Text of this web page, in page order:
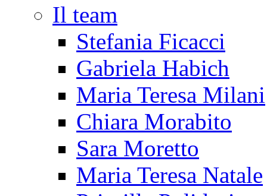
Il team
Stefania Ficacci
Gabriela Habich
Maria Teresa Milani
Chiara Morabito
Sara Moretto
Maria Teresa Natale